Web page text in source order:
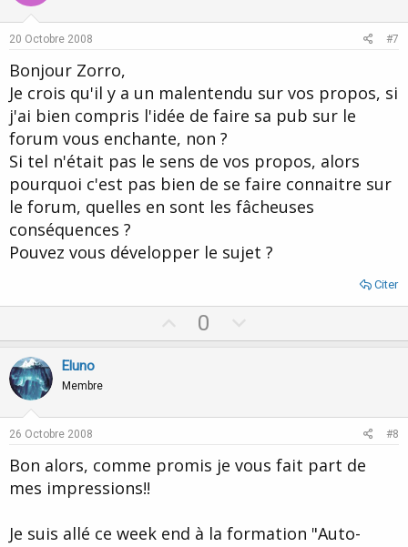
t
v
20 Octobre 2008 #7
Bonjour Zorro,
Je crois qu'il y a un malentendu sur vos propos, si
j'ai bien compris l'idée de faire sa pub sur le
forum vous enchante, non ?
Si tel n'était pas le sens de vos propos, alors
pourquoi c'est pas bien de se faire connaitre sur
le forum, quelles en sont les fâcheuses
conséquences ?
Pouvez vous développer le sujet ?
Citer
p
0
o
e
Eluno
Membre
26 Octobre 2008 #8
Bon alors, comme promis je vous fait part de
mes impressions!!
Je suis allé ce week end à la formation "Auto-